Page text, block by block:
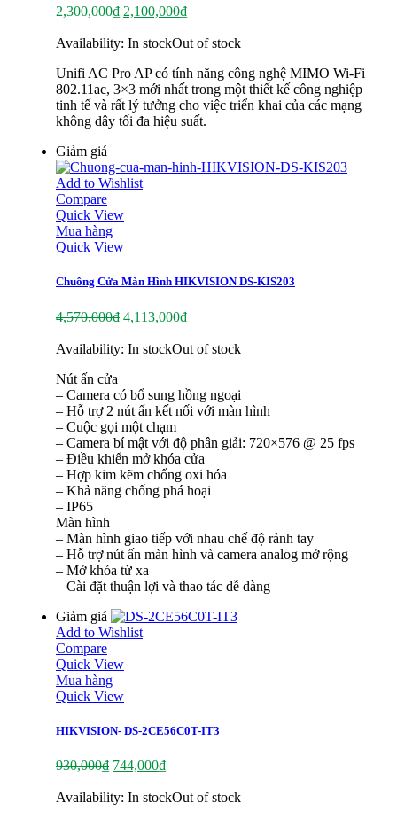
2,300,000₫ 2,100,000₫
Availability: In stockOut of stock
Unifi AC Pro AP có tính năng công nghệ MIMO Wi-Fi
802.11ac, 3×3 mới nhất trong một thiết kế công nghiệp
tinh tế và rất lý tưởng cho việc triển khai của các mạng
không dây tối đa hiệu suất.
Giảm giá
Add to Wishlist
Compare
Quick View
Mua hàng
Quick View
Chuông Cửa Màn Hình HIKVISION DS-KIS203
4,570,000₫ 4,113,000₫
Availability: In stockOut of stock
Nút ấn cửa
– Camera có bổ sung hồng ngoại
– Hỗ trợ 2 nút ấn kết nối với màn hình
– Cuộc gọi một chạm
– Camera bí mật với độ phân giải: 720×576 @ 25 fps
– Điều khiển mở khóa cửa
– Hợp kim kẽm chống oxi hóa
– Khả năng chống phá hoại
– IP65
Màn hình
– Màn hình giao tiếp với nhau chế độ rảnh tay
– Hỗ trợ nút ấn màn hình và camera analog mở rộng
– Mở khóa từ xa
– Cài đặt thuận lợi và thao tác dễ dàng
Giảm giá
Add to Wishlist
Compare
Quick View
Mua hàng
Quick View
HIKVISION- DS-2CE56C0T-IT3
930,000₫ 744,000₫
Availability: In stockOut of stock